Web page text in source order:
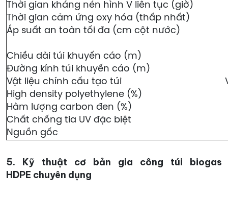
Thời gian kháng nén hình V liên tục (giờ)
Thời gian cảm ứng oxy hóa (thấp nhất)
Áp suất an toàn tối đa (cm cột nước)
Chiều dài túi khuyến cáo (m)
Đường kính túi khuyến cáo (m)
Vật liệu chính cấu tạo túi
High density polyethylene (%)
Hàm lượng carbon đen (%)
Chất chống tia UV đặc biệt
Nguồn gốc
5. Kỹ thuật cơ bản gia công túi biogas
HDPE chuyên dụng